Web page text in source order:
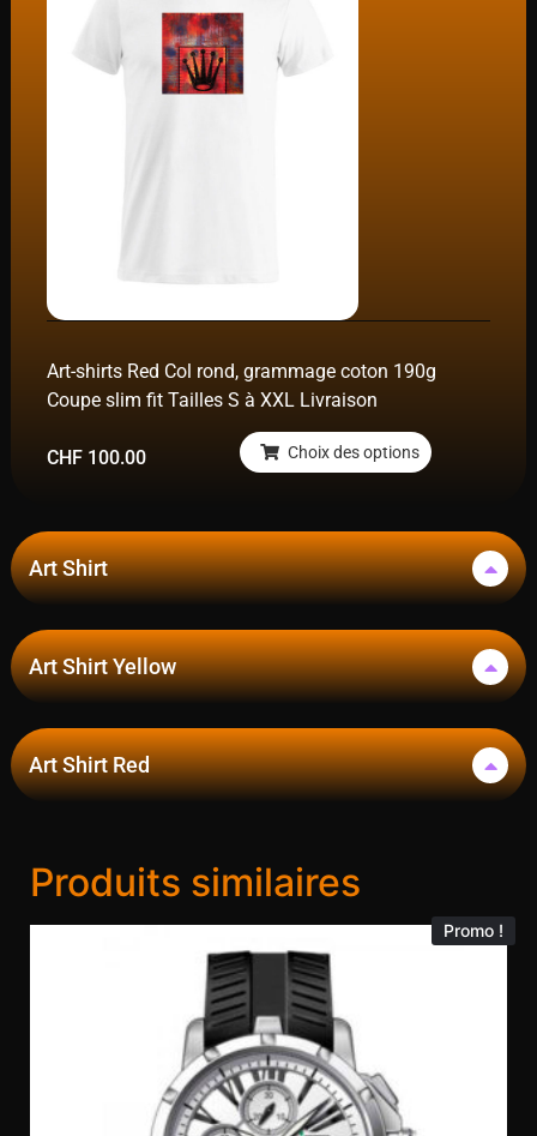
Art-shirts Red Col rond, grammage coton 190g
Coupe slim fit Tailles S à XXL Livraison
CHF 100.00 Choix des options
Art Shirt
Art Shirt Yellow
Art Shirt Red
Produits similaires
Promo !